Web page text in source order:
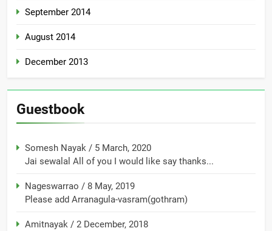
September 2014
August 2014
December 2013
Guestbook
Somesh Nayak / 5 March, 2020
Jai sewalal All of you I would like say thanks...
Nageswarrao / 8 May, 2019
Please add Arranagula-vasram(gothram)
Amitnayak / 2 December, 2018